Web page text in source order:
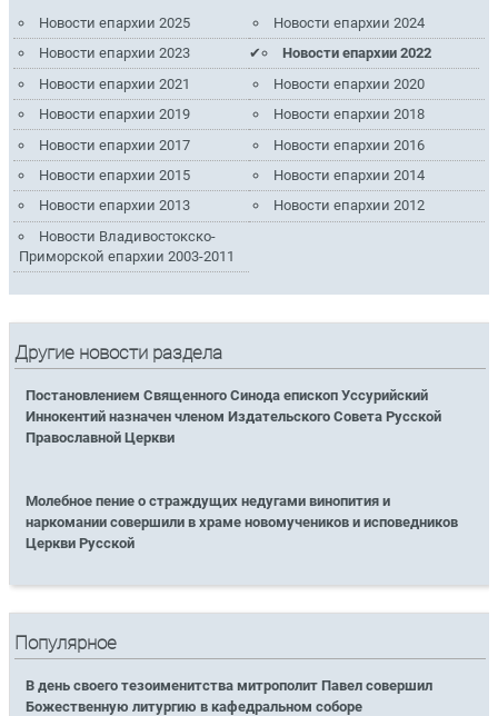
Новости епархии 2025
Новости епархии 2024
Новости епархии 2023
Новости епархии 2022
Новости епархии 2021
Новости епархии 2020
Новости епархии 2019
Новости епархии 2018
Новости епархии 2017
Новости епархии 2016
Новости епархии 2015
Новости епархии 2014
Новости епархии 2013
Новости епархии 2012
Новости Владивостокско-
Приморской епархии 2003-2011
Другие новости раздела
Постановлением Священного Синода епископ Уссурийский
Иннокентий назначен членом Издательского Совета Русской
Православной Церкви
Молебное пение о страждущих недугами винопития и
наркомании совершили в храме новомучеников и исповедников
Церкви Русской
Популярное
В день своего тезоименитства митрополит Павел совершил
Божественную литургию в кафедральном соборе